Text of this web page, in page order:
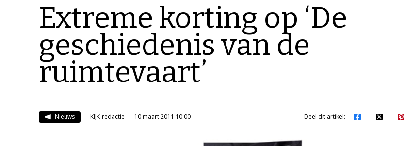
Extreme korting op ‘De
geschiedenis van de
ruimtevaart’
Nieuws KIJK-redactie 10 maart 2011 10:00 Deel dit artikel: